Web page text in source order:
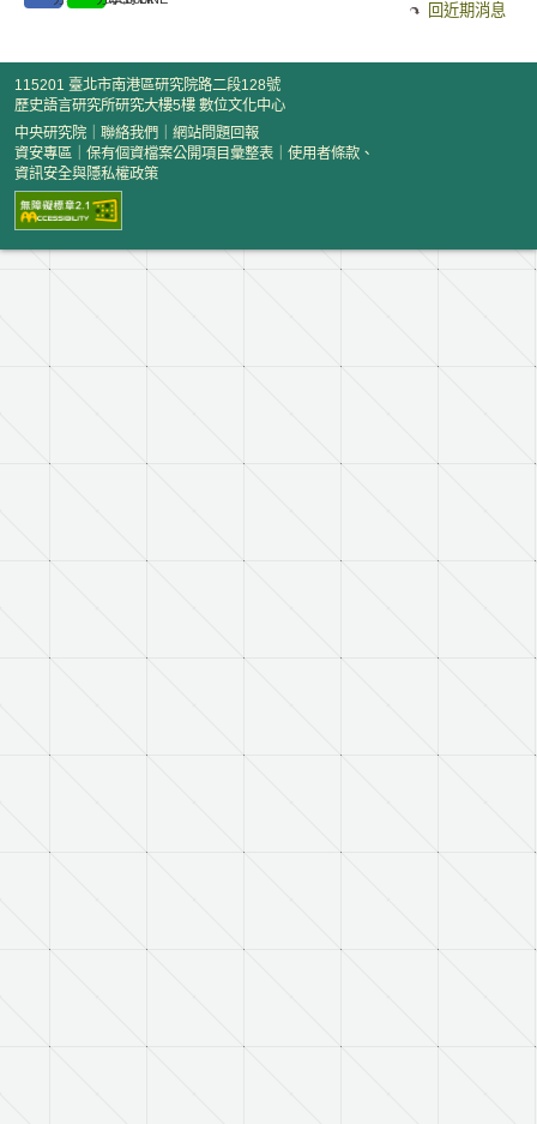
回近期消息
115201 臺北市南港區研究院路二段128號
歷史語言研究所研究大樓5樓 數位文化中心
中央研究院
聯絡我們
網站問題回報
資安專區
保有個資檔案公開項目彙整表
使用者條款、
資訊安全與隱私權政策